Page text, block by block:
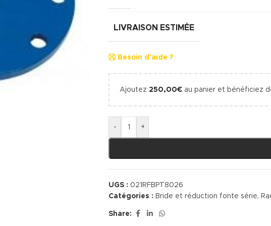
LIVRAISON ESTIMÉE
Besoin d'aide ?
Ajoutez 250,00€ au panier et bénéficiez
- +
UGS : 021RFBPT8026
Catégories : Bride et réduction fonte série,
Share: